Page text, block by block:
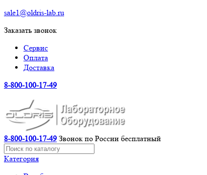
sale1@oldris-lab.ru
Заказать звонок
Сервис
Оплата
Доставка
8-800-100-17-49
8-800-100-17-49 Звонок по России бесплатный
Категория